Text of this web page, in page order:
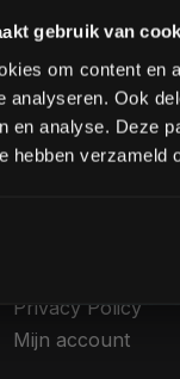
gebruik van
om content en
analyseren. Ook
en analyse. Deze
hebben verzameld
Achteraf betalen
betaalmethoden
Privacy Policy
Mijn account